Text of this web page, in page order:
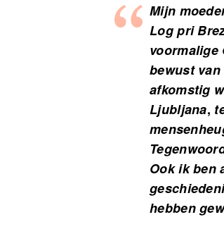
Mijn
Log pri
voormalige
bewust
afkomstig
Ljubljana,
Ook ik ben
hebben